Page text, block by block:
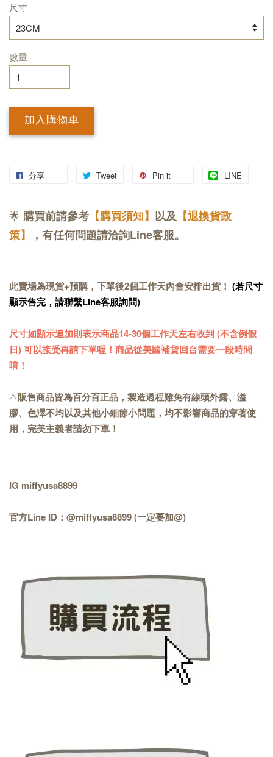
尺寸
數量
加入購物車
分享 Tweet Pin it LINE
🌟 購買前請參考 【購買須知】 以及 【退換貨政
策】
，有任何問題請洽詢Line客服。
此賣場為現貨+預購，下單後2個工作天內會安排出貨！ (若尺寸
顯示售完，請聯繫Line客服詢問)
尺寸如顯示追加則表示商品14-30個工作天左右收到 (不含例假
日) 可以接受再請下單喔！商品從美國補貨回台需要一段時間
唷！
⚠️販售商品皆為百分百正品，製造過程難免有線頭外露、溢
膠、色澤不均以及其他小細節小問題，均不影響商品的穿著使
用，完美主義者請勿下單！
IG miffyusa8899
官方Line ID：@miffyusa8899 (一定要加@)